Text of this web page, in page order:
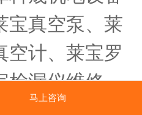
宝真空泵、莱
空计、莱宝罗
检漏仪维修、
马上咨询